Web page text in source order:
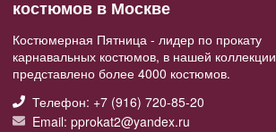
костюмов в Москве
Костюмерная Пятница - лидер по прокату
карнавальных костюмов, в нашей коллекции
представлено более 4000 костюмов.
Телефон: +7 (916) 720-85-20
Email: pprokat2@yandex.ru